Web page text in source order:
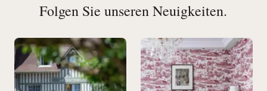
Folgen Sie unseren Neuigkeiten.